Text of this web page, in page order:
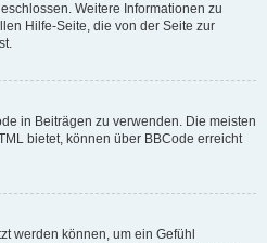
Weitere Informationen zu
Hilfe-Seite, die von der Seite zur
in Beiträgen zu verwenden. Die meisten
bietet, können über BBCode erreicht
werden können, um ein Gefühl